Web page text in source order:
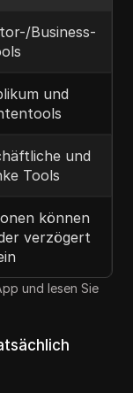
Business-
und
und
Tools
können
verzögert
und lesen Sie